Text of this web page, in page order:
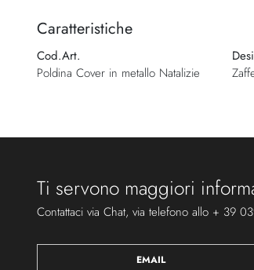
Caratteristiche
Cod.Art.
Poldina Cover in metallo Natalizie
Ti servono maggiori
Contattaci via Chat, via telefono allo + 39
EMAIL